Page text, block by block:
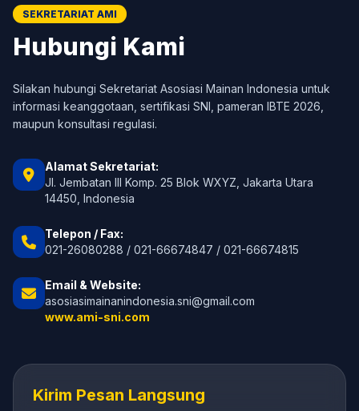
SEKRETARIAT AMI
Hubungi Kami
Silakan hubungi Sekretariat Asosiasi Mainan Indonesia untuk
informasi keanggotaan, sertifikasi SNI, pameran IBTE 2026,
maupun konsultasi regulasi.
Alamat Sekretariat:
Jl. Jembatan III Komp. 25 Blok WXYZ, Jakarta Utara
14450, Indonesia
Telepon / Fax:
021-26080288 / 021-66674847 / 021-66674815
Email & Website:
asosiasimainanindonesia.sni@gmail.com
www.ami-sni.com
Kirim Pesan Langsung